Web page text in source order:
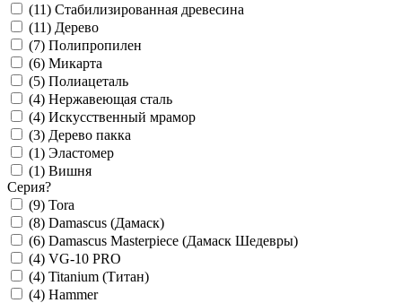
(11) Стабилизированная древесина
(11) Дерево
(7) Полипропилен
(6) Микарта
(5) Полиацеталь
(4) Нержавеющая сталь
(4) Искусственный мрамор
(3) Дерево пакка
(1) Эластомер
(1) Вишня
Серия?
(9) Tora
(8) Damascus (Дамаск)
(6) Damascus Masterpiece (Дамаск Шедевры)
(4) VG-10 PRO
(4) Titanium (Титан)
(4) Hammer